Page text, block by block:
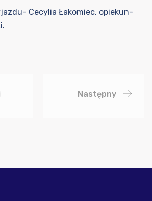
Cecylia Łakomiec, opiekun-
Następny